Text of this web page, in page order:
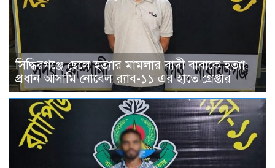
সিদ্ধিরগঞ্জে ছেলে হত্যার মামলার বাদী বাবাকে হত্যা:
প্রধান আসামি নোবেল র‍্যাব-১১ এর হাতে গ্রেপ্তার